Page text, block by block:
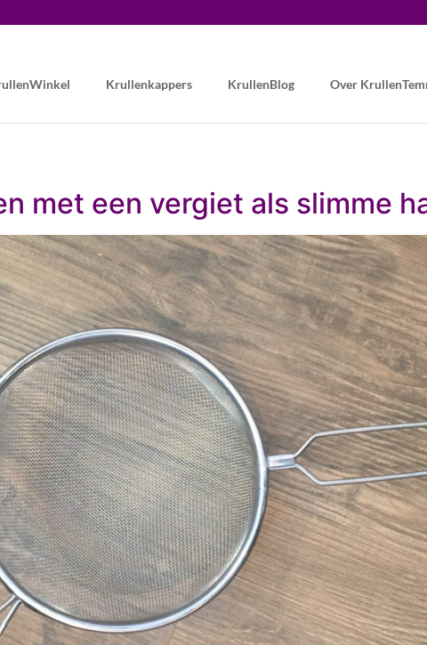
Krullenkappers KrullenBlog Over
met een vergiet als slimme